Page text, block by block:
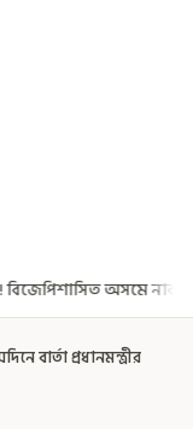
নৃশংস পরিণতি
বার্তা প্রধানমন্ত্রীর